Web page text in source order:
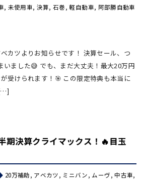
, 未使用車, 決算,石巻,軽自動車, 阿部勝自動車
カツよりお知らせです！ 決算セール、つ
いました😅 でも、まだ大丈夫！最大20万円
受けられます！🎯 この限定特典も本当に
期決算クライマックス！🔥目玉
20万補助, アベカツ, ミニバン, ムーヴ, 中古車,